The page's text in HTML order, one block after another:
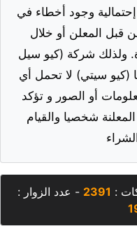
وجود أخطاء في
قبل المعلن أو خلال
ولذلك شركة (كيو سيل
(كيو سيتي) لا تحمل أي
أو الصور و تؤكد
شخصيا والقيام
:
2391 - عدد الزوار :